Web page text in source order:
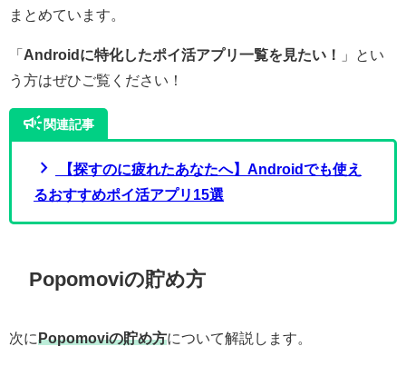
まとめています。
「 Androidに特化したポイ活アプリ一覧を見たい！
」とい
う方はぜひご覧ください！
campaign関連記事
chevron_right
【探すのに疲れたあなたへ】Androidでも使え
るおすすめポイ活アプリ15選
Popomoviの貯め方
次にPopomoviの貯め方について解説します。